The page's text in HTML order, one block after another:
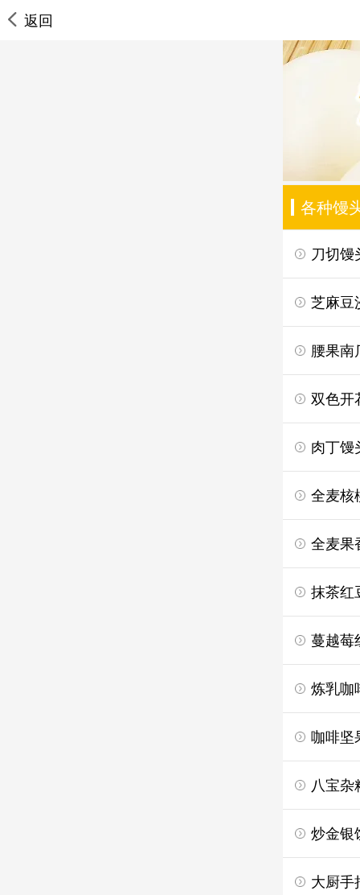
返回
各种馒
刀切馒
芝麻豆
腰果南
双色开
肉丁馒
全麦核
全麦果
抹茶红
蔓越莓
炼乳咖
咖啡坚
八宝杂
炒金银
大厨手